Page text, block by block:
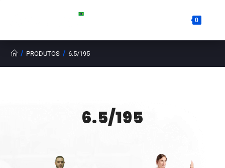
0
6.5/195
/ PRODUTOS / 6.5/195